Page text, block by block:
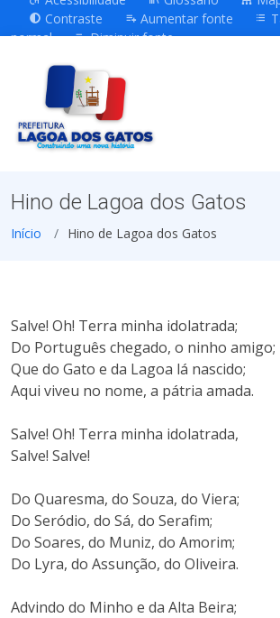
Contraste
Aumentar fonte
normal
Diminuir fonte
Hino de Lagoa dos Gatos
Início Hino de Lagoa dos Gatos
Salve! Oh! Terra minha idolatrada;
Do Português chegado, o ninho amigo;
Que do Gato e da Lagoa lá nascido;
Aqui viveu no nome, a pátria amada.
Salve! Oh! Terra minha idolatrada,
Salve! Salve!
Do Quaresma, do Souza, do Viera;
Do Seródio, do Sá, do Serafim;
Do Soares, do Muniz, do Amorim;
Do Lyra, do Assunção, do Oliveira.
Advindo do Minho e da Alta Beira;